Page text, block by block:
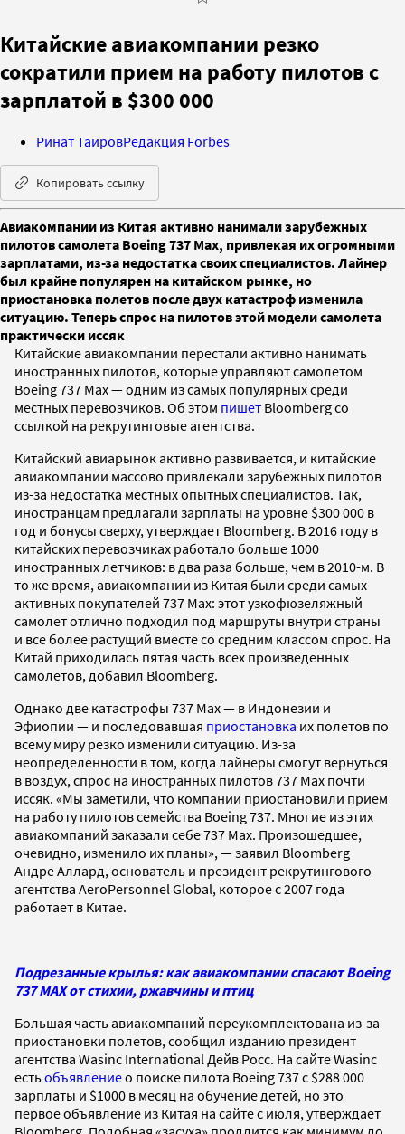
Китайские авиакомпании резко
сократили прием на работу пилотов с
зарплатой в $300 000
Ринат ТаировРедакция Forbes
Копировать ссылку
Авиакомпании из Китая активно нанимали зарубежных
пилотов самолета Boeing 737 Max, привлекая их огромными
зарплатами, из-за недостатка своих специалистов. Лайнер
был крайне популярен на китайском рынке, но
приостановка полетов после двух катастроф изменила
ситуацию. Теперь спрос на пилотов этой модели самолета
практически иссяк
Китайские авиакомпании перестали активно нанимать
иностранных пилотов, которые управляют самолетом
Boeing 737 Max — одним из самых популярных среди
местных перевозчиков. Об этом пишет Bloomberg со
ссылкой на рекрутинговые агентства.
Китайский авиарынок активно развивается, и китайские
авиакомпании массово привлекали зарубежных пилотов
из-за недостатка местных опытных специалистов. Так,
иностранцам предлагали зарплаты на уровне $300 000 в
год и бонусы сверху, утверждает Bloomberg. В 2016 году в
китайских перевозчиках работало больше 1000
иностранных летчиков: в два раза больше, чем в 2010-м. В
то же время, авиакомпании из Китая были среди самых
активных покупателей 737 Max: этот узкофюзеляжный
самолет отлично подходил под маршруты внутри страны
и все более растущий вместе со средним классом спрос. На
Китай приходилась пятая часть всех произведенных
самолетов, добавил Bloomberg.
Однако две катастрофы 737 Max — в Индонезии и
Эфиопии — и последовавшая приостановка их полетов по
всему миру резко изменили ситуацию. Из-за
неопределенности в том, когда лайнеры смогут вернуться
в воздух, спрос на иностранных пилотов 737 Max почти
иссяк. «Мы заметили, что компании приостановили прием
на работу пилотов семейства Boeing 737. Многие из этих
авиакомпаний заказали себе 737 Max. Произошедшее,
очевидно, изменило их планы», — заявил Bloomberg
Андре Аллард, основатель и президент рекрутингового
агентства AeroPersonnel Global, которое с 2007 года
работает в Китае.
Подрезанные крылья: как авиакомпании спасают Boeing
737 MAX от стихии, ржавчины и птиц
Большая часть авиакомпаний переукомплектована из-за
приостановки полетов, сообщил изданию президент
агентства Wasinc International Дейв Росс. На сайте Wasinc
естьобъявлениео поиске пилота Boeing 737 с $288 000
зарплаты и $1000 в месяц на обучение детей, но это
первое объявление из Китая на сайте с июля, утверждает